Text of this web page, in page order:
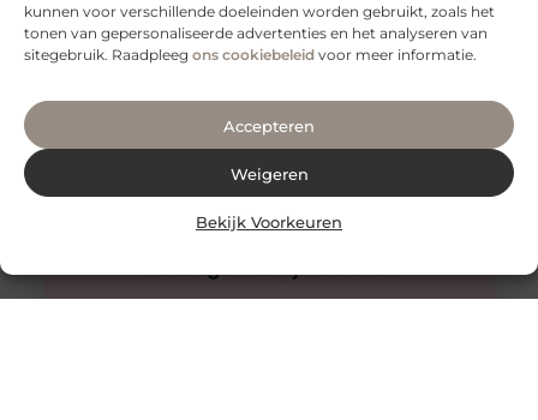
kunnen voor verschillende doeleinden worden gebruikt, zoals het
tonen van gepersonaliseerde advertenties en het analyseren van
sitegebruik. Raadpleeg ons cookiebeleid voor meer informatie.
Accepteren
Weigeren
Bekijk Voorkeuren
Als je regelmatig spullen vervoert met een aanhanger,
weet je hoe belangrijk het is om je lading veilig en stevig